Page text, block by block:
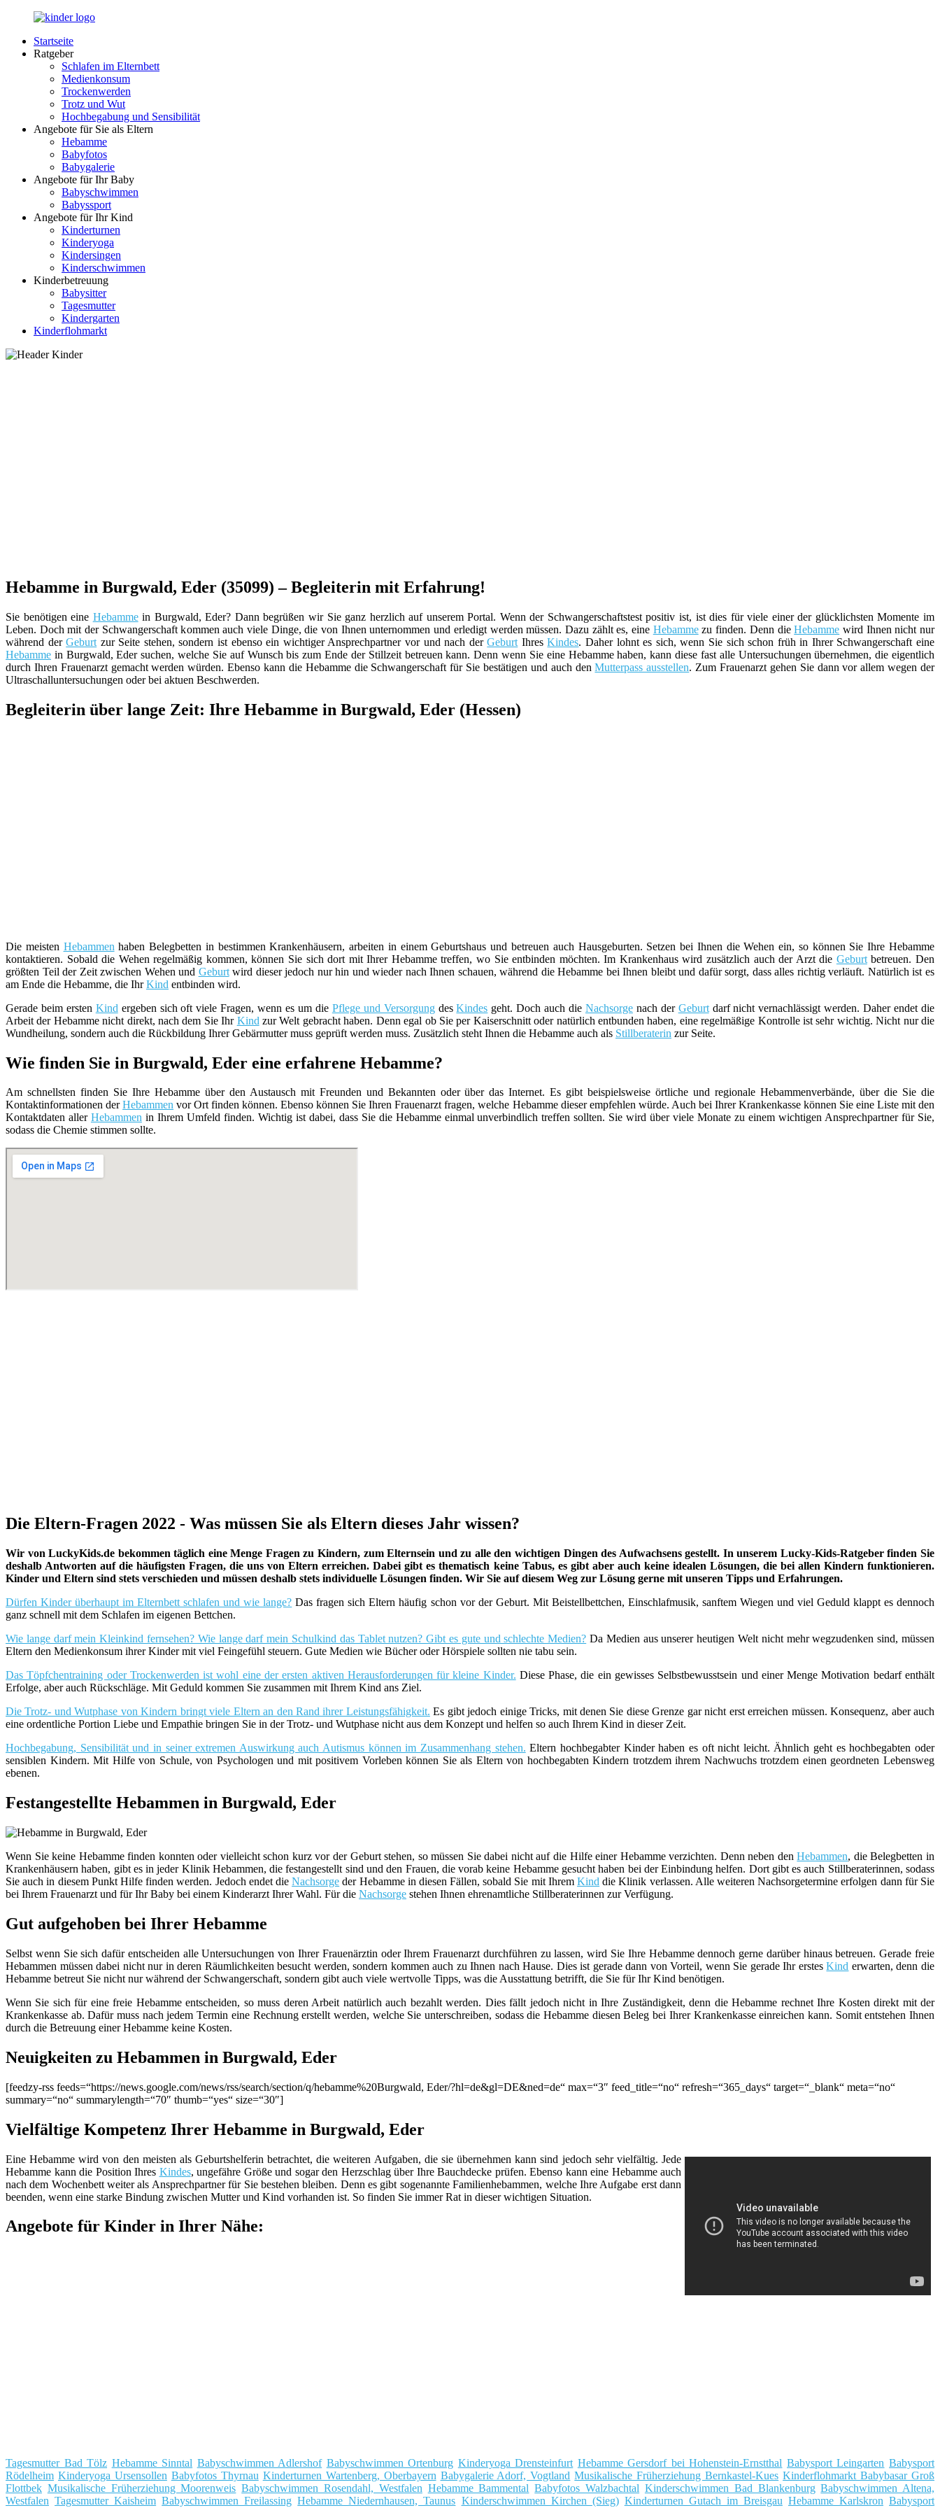
Zurück
Inhalt
LuckyKids.de
Das
Nachwuchs
Startseite
Ratgeber
Schlafen im Elternbett
Medienkonsum
Trockenwerden
Trotz und Wut
Hochbegabung und Sensibilität
Angebote für Sie als Eltern
Hebamme
Babyfotos
Babygalerie
Angebote für Ihr Baby
Babyschwimmen
Babyssport
Angebote für Ihr Kind
Kinderturnen
Kinderyoga
Kindersingen
Kinderschwimmen
Kinderbetreuung
Babysitter
Tagesmutter
Kindergarten
Kinderflohmarkt
Hebamme in Burgwald, Eder (35099) – Begleiterin mit Erfahrung!
Sie benötigen eine Hebammein Burgwald, Eder? Dann begrüßen wir Sie ganz herzlich auf unserem Portal. Wenn der Schwangerschaftstest positiv ist, ist dies für viele einer der glücklichsten Momente im
Leben. Doch mit der Schwangerschaft kommen auch viele Dinge, die von Ihnen unternommen und erledigt werden müssen. Dazu zählt es, eine Hebammezu finden. Denn dieHebamme wird Ihnen nicht nur
während derGeburt zur Seite stehen, sondern ist ebenso ein wichtiger Ansprechpartner vor und nach derGeburt IhresKindes. Daher lohnt es sich, wenn Sie sich schon früh in Ihrer Schwangerschaft eine
Hebamme in Burgwald, Eder suchen, welche Sie auf Wunsch bis zum Ende der Stillzeit betreuen kann. Denn wenn Sie eine Hebamme haben, kann diese fast alle Untersuchungen übernehmen, die eigentlich
durch Ihren Frauenarzt gemacht werden würden. Ebenso kann die Hebamme die Schwangerschaft für Sie bestätigen und auch denMutterpass ausstellen. Zum Frauenarzt gehen Sie dann vor allem wegen der
Ultraschalluntersuchungen oder bei aktuen Beschwerden.
Begleiterin über lange Zeit: Ihre Hebamme in Burgwald, Eder (Hessen)
Die meisten Hebammen haben Belegbetten in bestimmen Krankenhäusern, arbeiten in einem Geburtshaus und betreuen auch Hausgeburten. Setzen bei Ihnen die Wehen ein, so können Sie Ihre Hebamme
kontaktieren. Sobald die Wehen regelmäßig kommen, können Sie sich dort mit Ihrer Hebamme treffen, wo Sie entbinden möchten. Im Krankenhaus wird zusätzlich auch der Arzt die Geburtbetreuen. Den
größten Teil der Zeit zwischen Wehen und Geburtwird dieser jedoch nur hin und wieder nach Ihnen schauen, während die Hebamme bei Ihnen bleibt und dafür sorgt, dass alles richtig verläuft. Natürlich ist es
am Ende die Hebamme, die IhrKind entbinden wird.
Gerade beim ersten Kind ergeben sich oft viele Fragen, wenn es um die Pflege und VersorgungdesKindes geht. Doch auch die Nachsorgenach der Geburtdarf nicht vernachlässigt werden. Daher endet die
Arbeit der Hebamme nicht direkt, nach dem Sie Ihr Kind zur Welt gebracht haben. Denn egal ob Sie per Kaiserschnitt oder natürlich entbunden haben, eine regelmäßige Kontrolle ist sehr wichtig. Nicht nur die
Wundheilung, sondern auch die Rückbildung Ihrer Gebärmutter muss geprüft werden muss. Zusätzlich steht Ihnen die Hebamme auch als Stillberaterin zur Seite.
Wie finden Sie in Burgwald, Eder eine erfahrene Hebamme?
Am schnellsten finden Sie Ihre Hebamme über den Austausch mit Freunden und Bekannten oder über das Internet. Es gibt beispielsweise örtliche und regionale Hebammenverbände, über die Sie die
Kontaktinformationen derHebammen vor Ort finden können. Ebenso können Sie Ihren Frauenarzt fragen, welche Hebamme dieser empfehlen würde. Auch bei Ihrer Krankenkasse können Sie eine Liste mit den
Kontaktdaten aller Hebammenin Ihrem Umfeld finden. Wichtig ist dabei, dass Sie die Hebamme einmal unverbindlich treffen sollten. Sie wird über viele Monate zu einem wichtigen Ansprechpartner für Sie,
sodass die Chemie stimmen sollte.
Die Eltern-Fragen 2022 - Was müssen Sie als Eltern dieses Jahr wissen?
Wir von LuckyKids.de bekommen täglich eine Menge Fragen zu Kindern, zum Elternsein und zu alle den wichtigen Dingen des Aufwachsens gestellt. In unserem Lucky-Kids-Ratgeber finden Sie
deshalb Antworten auf die häufigsten Fragen, die uns von Eltern erreichen. Dabei gibt es thematisch keine Tabus, es gibt aber auch keine idealen Lösungen, die bei allen Kindern funktionieren.
Kinder und Eltern sind stets verschieden und müssen deshalb stets individuelle Lösungen finden. Wir Sie auf diesem Weg zur Lösung gerne mit unseren Tipps und Erfahrungen.
Dürfen Kinder überhaupt im Elternbett schlafen und wie lange? Das fragen sich Eltern häufig schon vor der Geburt. Mit Beistellbettchen, Einschlafmusik, sanftem Wiegen und viel Geduld klappt es dennoch
ganz schnell mit dem Schlafen im eigenen Bettchen.
Wie lange darf mein Kleinkind fernsehen? Wie lange darf mein Schulkind das Tablet nutzen? Gibt es gute und schlechte Medien? Da Medien aus unserer heutigen Welt nicht mehr wegzudenken sind, müssen
Eltern den Medienkonsum ihrer Kinder mit viel Feingefühl steuern. Gute Medien wie Bücher oder Hörspiele sollten nie tabu sein.
Das Töpfchentraining oder Trockenwerden ist wohl eine der ersten aktiven Herausforderungen für kleine Kinder. Diese Phase, die ein gewisses Selbstbewusstsein und einer Menge Motivation bedarf enthält
Erfolge, aber auch Rückschläge. Mit Geduld kommen Sie zusammen mit Ihrem Kind ans Ziel.
Die Trotz- und Wutphase von Kindern bringt viele Eltern an den Rand ihrer Leistungsfähigkeit. Es gibt jedoch einige Tricks, mit denen Sie diese Grenze gar nicht erst erreichen müssen. Konsequenz, aber auch
eine ordentliche Portion Liebe und Empathie bringen Sie in der Trotz- und Wutphase nicht aus dem Konzept und helfen so auch Ihrem Kind in dieser Zeit.
Hochbegabung, Sensibilität und in seiner extremen Auswirkung auch Autismus können im Zusammenhang stehen. Eltern hochbegabter Kinder haben es oft nicht leicht. Ähnlich geht es hochbegabten oder
sensiblen Kindern. Mit Hilfe von Schule, von Psychologen und mit positivem Vorleben können Sie als Eltern von hochbegabten Kindern trotzdem ihrem Nachwuchs trotzdem einen geordneten Lebensweg
ebenen.
Festangestellte Hebammen in Burgwald, Eder
Wenn Sie keine Hebamme finden konnten oder vielleicht schon kurz vor der Geburt stehen, so müssen Sie dabei nicht auf die Hilfe einer Hebamme verzichten. Denn neben denHebammen, die Belegbetten in
Krankenhäusern haben, gibt es in jeder Klinik Hebammen, die festangestellt sind und den Frauen, die vorab keine Hebamme gesucht haben bei der Einbindung helfen. Dort gibt es auch Stillberaterinnen, sodass
Sie auch in diesem Punkt Hilfe finden werden. Jedoch endet dieNachsorge der Hebamme in diesen Fällen, sobald Sie mit IhremKind die Klinik verlassen. Alle weiteren Nachsorgetermine erfolgen dann für Sie
bei Ihrem Frauenarzt und für Ihr Baby bei einem Kinderarzt Ihrer Wahl. Für die Nachsorge stehen Ihnen ehrenamtliche Stillberaterinnen zur Verfügung.
Gut aufgehoben bei Ihrer Hebamme
Selbst wenn Sie sich dafür entscheiden alle Untersuchungen von Ihrer Frauenärztin oder Ihrem Frauenarzt durchführen zu lassen, wird Sie Ihre Hebamme dennoch gerne darüber hinaus betreuen. Gerade freie
Hebammen müssen dabei nicht nur in deren Räumlichkeiten besucht werden, sondern kommen auch zu Ihnen nach Hause. Dies ist gerade dann von Vorteil, wenn Sie gerade Ihr erstesKind erwarten, denn die
Hebamme betreut Sie nicht nur während der Schwangerschaft, sondern gibt auch viele wertvolle Tipps, was die Ausstattung betrifft, die Sie für Ihr Kind benötigen.
Wenn Sie sich für eine freie Hebamme entscheiden, so muss deren Arbeit natürlich auch bezahlt werden. Dies fällt jedoch nicht in Ihre Zuständigkeit, denn die Hebamme rechnet Ihre Kosten direkt mit der
Krankenkasse ab. Dafür muss nach jedem Termin eine Rechnung erstellt werden, welche Sie unterschreiben, sodass die Hebamme diesen Beleg bei Ihrer Krankenkasse einreichen kann. Somit entstehen Ihnen
durch die Betreuung einer Hebamme keine Kosten.
Neuigkeiten zu Hebammen in Burgwald, Eder
[feedzy-rss feeds=“https://news.google.com/news/rss/search/section/q/hebamme%20Burgwald, Eder/?hl=de&gl=DE&ned=de“ max=“3″ feed_title=“no“ refresh=“365_days“ target=“_blank“ meta=“no“
summary=“no“ summarylength=“70″ thumb=“yes“ size=“30″]
Vielfältige Kompetenz Ihrer Hebamme in Burgwald, Eder
Eine Hebamme wird von den meisten als Geburtshelferin betrachtet, die weiteren Aufgaben, die sie übernehmen kann sind jedoch sehr vielfältig. Jede
Hebamme kann die Position Ihres Kindes, ungefähre Größe und sogar den Herzschlag über Ihre Bauchdecke prüfen. Ebenso kann eine Hebamme auch
nach dem Wochenbett weiter als Ansprechpartner für Sie bestehen bleiben. Denn es gibt sogenannte Familienhebammen, welche Ihre Aufgabe erst dann
beenden, wenn eine starke Bindung zwischen Mutter und Kind vorhanden ist. So finden Sie immer Rat in dieser wichtigen Situation.
Angebote für Kinder in Ihrer Nähe:
Tagesmutter Bad Tölz Hebamme Sinntal Babyschwimmen Adlershof Babyschwimmen Ortenburg Kinderyoga Drensteinfurt Hebamme Gersdorf bei Hohenstein-Ernstthal Babysport Leingarten Babysport
Rödelheim Kinderyoga Ursensollen Babyfotos Thyrnau Kinderturnen Wartenberg, Oberbayern Babygalerie Adorf, Vogtland Musikalische Früherziehung Bernkastel-Kues Kinderflohmarkt Babybasar Groß
Flottbek Musikalische Früherziehung Moorenweis Babyschwimmen Rosendahl, Westfalen Hebamme Bammental Babyfotos Walzbachtal Kinderschwimmen Bad Blankenburg Babyschwimmen Altena,
Westfalen Tagesmutter Kaisheim Babyschwimmen Freilassing Hebamme Niedernhausen, Taunus Kinderschwimmen Kirchen (Sieg) Kinderturnen Gutach im Breisgau Hebamme Karlskron Babysport